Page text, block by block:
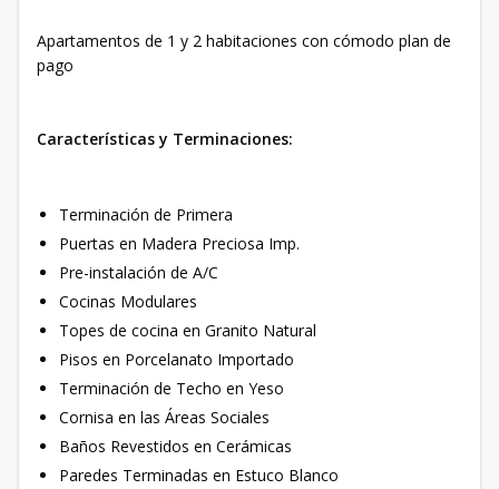
Apartamentos de 1 y 2 habitaciones con cómodo plan de
pago
Características y Terminaciones:
Terminación de Primera
Puertas en Madera Preciosa Imp.
Pre-instalación de A/C
Cocinas Modulares
Topes de cocina en Granito Natural
Pisos en Porcelanato Importado
Terminación de Techo en Yeso
Cornisa en las Áreas Sociales
Baños Revestidos en Cerámicas
Paredes Terminadas en Estuco Blanco